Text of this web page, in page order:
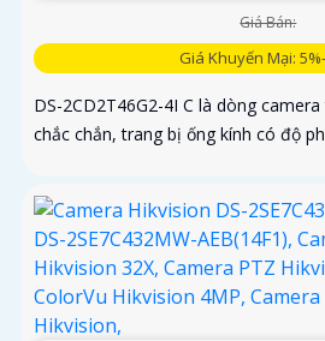
Giá Bán:
Giá Khuyến Mại:
DS-2CD2T46G2-4I C là dòng
chắc chắn, trang bị ống kính có độ